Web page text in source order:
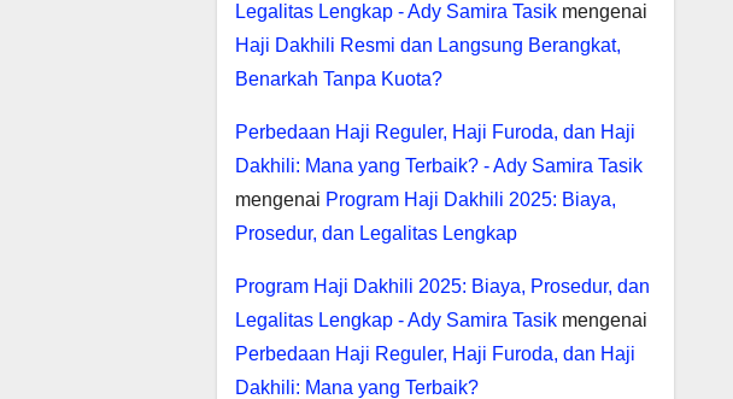
Legalitas Lengkap - Ady Samira Tasikmengenai
Haji Dakhili Resmi dan Langsung Berangkat,
Benarkah Tanpa Kuota?
Perbedaan Haji Reguler, Haji Furoda, dan Haji
Dakhili: Mana yang Terbaik? - Ady Samira Tasik
mengenai Program Haji Dakhili 2025: Biaya,
Prosedur, dan Legalitas Lengkap
Program Haji Dakhili 2025: Biaya, Prosedur, dan
Legalitas Lengkap - Ady Samira Tasikmengenai
Perbedaan Haji Reguler, Haji Furoda, dan Haji
Dakhili: Mana yang Terbaik?